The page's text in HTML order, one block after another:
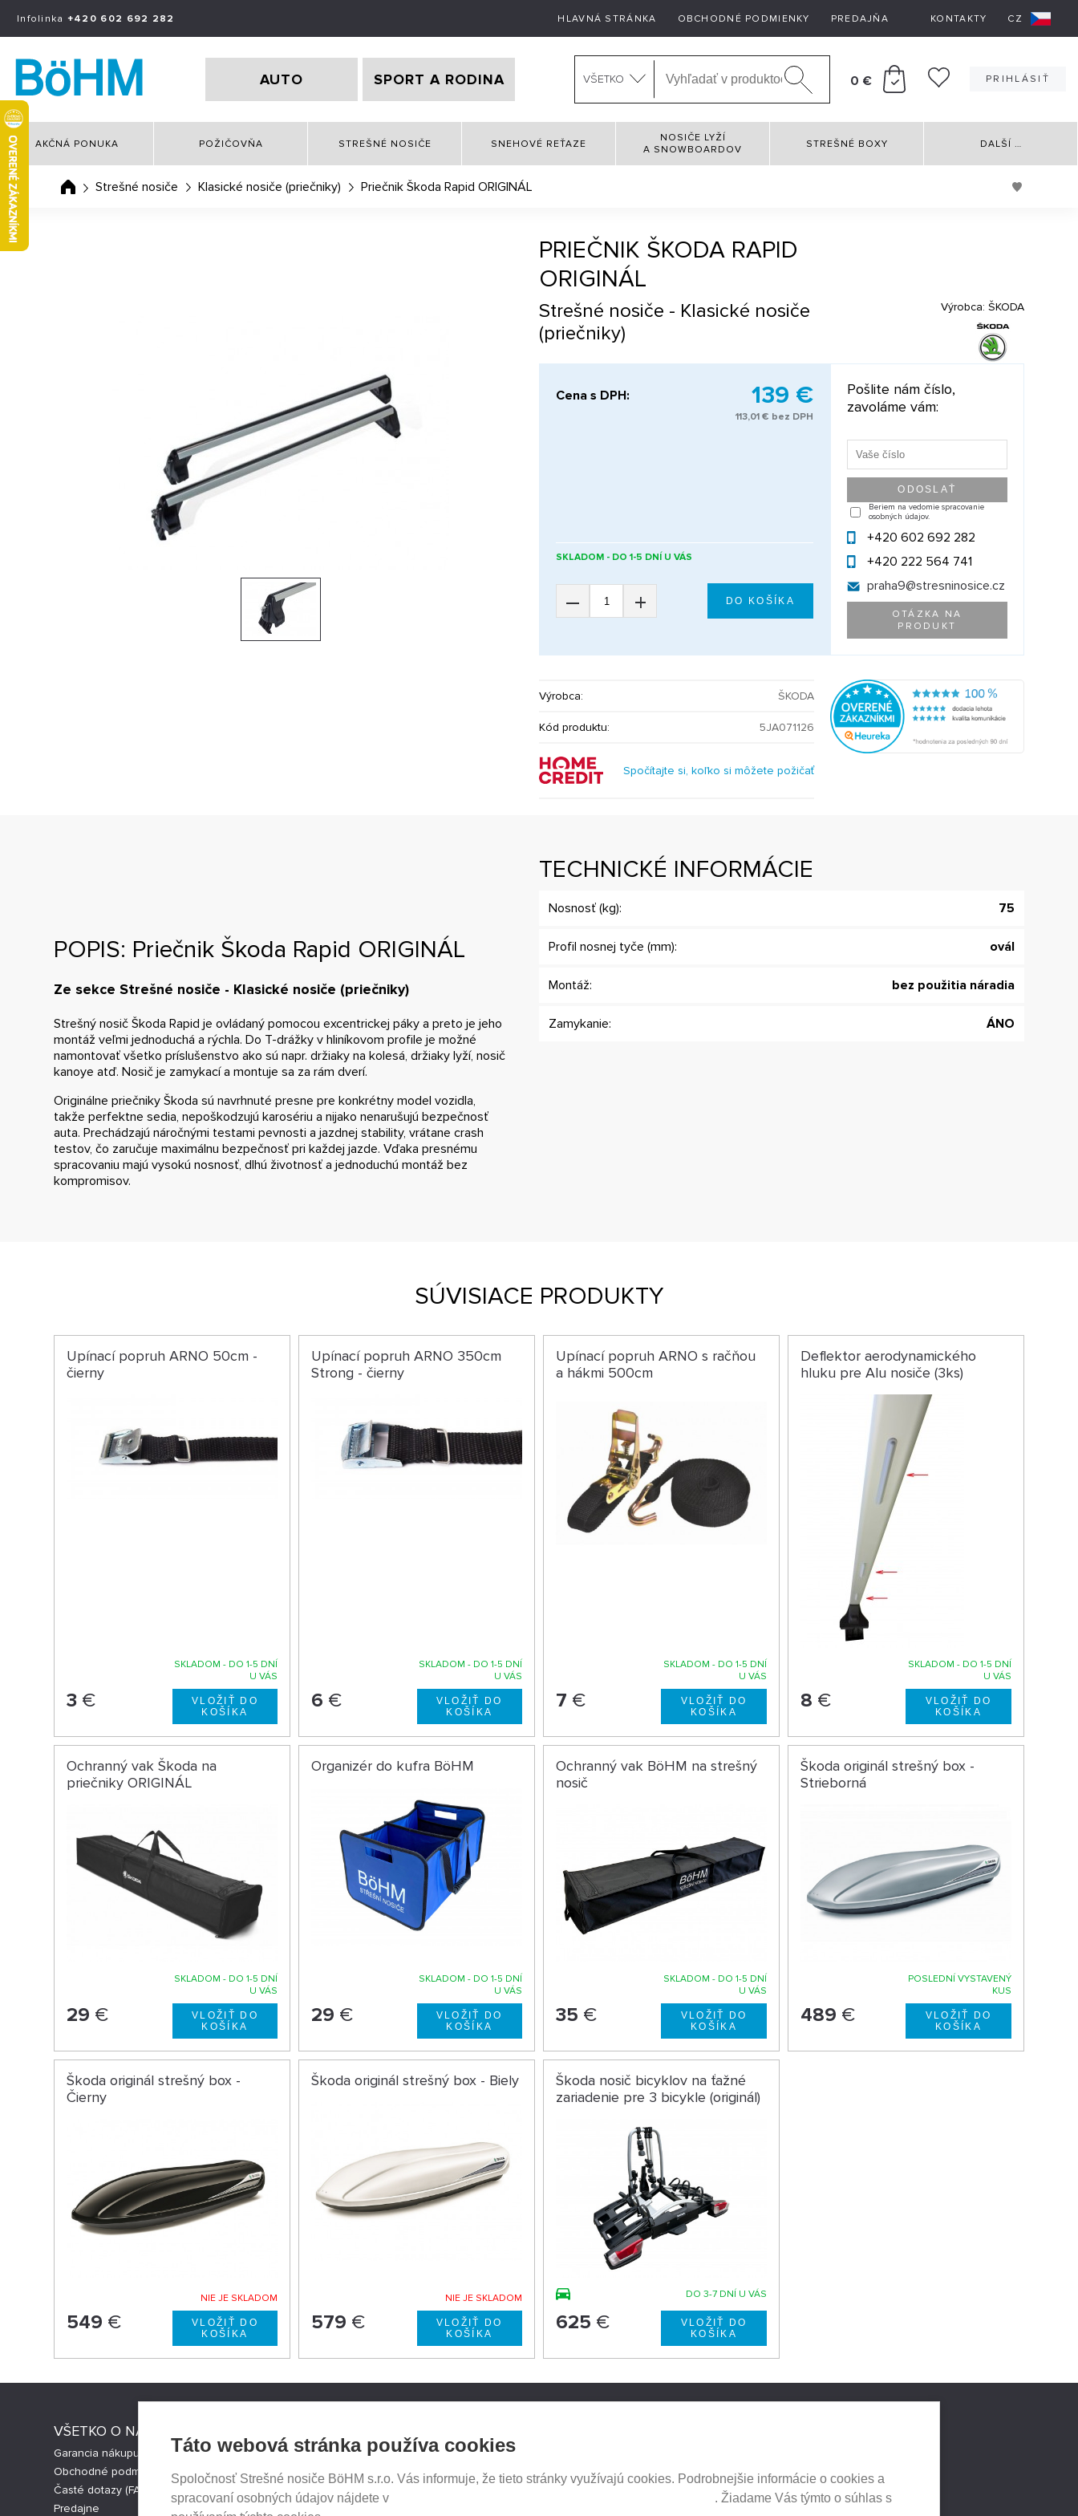
Infolinka +420 602 692 282 HLAVNÁ STRÁNKA OBCHODNÉ PODMIENKY PREDAJŇA KONTAKTY CZ
AUTO SPORT A RODINA VŠETKO 0 € PRIHLÁSIŤ
AKČNÁ PONUKA POŽIČOVŇA STREŠNÉ NOSIČE SNEHOVÉ REŤAZE
NOSIČE LYŽÍ
A SNOWBOARDOV
STREŠNÉ BOXY DALŠÍ …
Strešné nosiče Klasické nosiče (priečniky) Priečnik Škoda Rapid ORIGINÁL
PRIEČNIK ŠKODA RAPID
ORIGINÁL
Strešné nosiče - Klasické nosiče
(priečniky)
Výrobca: ŠKODA
Cena s DPH: 139 €
113,01 € bez DPH
SKLADOM - DO 1-5 DNÍ U VÁS
– +
Pošlite nám číslo,
zavoláme vám:
Beriem na vedomie spracovanie
osobných údajov.
+420 602 692 282
+420 222 564 741
praha9@stresninosice.cz
OTÁZKA NA
PRODUKT
Výrobca: ŠKODA
Kód produktu: 5JA071126
Spočítajte si, koľko si môžete požičať
POPIS: Priečnik Škoda Rapid ORIGINÁL
Ze sekce Strešné nosiče - Klasické nosiče (priečniky)
Strešný nosič Škoda Rapid je ovládaný pomocou excentrickej páky a preto je jeho
montáž veľmi jednoduchá a rýchla. Do T-drážky v hliníkovom profile je možné
namontovať všetko príslušenstvo ako sú napr. držiaky na kolesá, držiaky lyží, nosič
kanoye atď. Nosič je zamykací a montuje sa za rám dverí.
Originálne priečniky Škoda sú navrhnuté presne pre konkrétny model vozidla,
takže perfektne sedia, nepoškodzujú karosériu a nijako nenarušujú bezpečnosť
auta. Prechádzajú náročnými testami pevnosti a jazdnej stability, vrátane crash
testov, čo zaručuje maximálnu bezpečnosť pri každej jazde. Vďaka presnému
spracovaniu majú vysokú nosnosť, dlhú životnosť a jednoduchú montáž bez
kompromisov.
TECHNICKÉ INFORMÁCIE
Nosnosť (kg): 75
Profil nosnej tyče (mm): ovál
Montáž: bez použitia náradia
Zamykanie: ÁNO
SÚVISIACE PRODUKTY
Upínací popruh ARNO 50cm -
čierny
SKLADOM - DO 1-5 DNÍ
U VÁS
3 €
Upínací popruh ARNO 350cm
Strong - čierny
SKLADOM - DO 1-5 DNÍ
U VÁS
6 €
Upínací popruh ARNO s račňou
a hákmi 500cm
SKLADOM - DO 1-5 DNÍ
U VÁS
7 €
Deflektor aerodynamického
hluku pre Alu nosiče (3ks)
SKLADOM - DO 1-5 DNÍ
U VÁS
8 €
Ochranný vak Škoda na
priečniky ORIGINÁL
SKLADOM - DO 1-5 DNÍ
U VÁS
29 €
Organizér do kufra BöHM
SKLADOM - DO 1-5 DNÍ
U VÁS
29 €
Ochranný vak BöHM na strešný
nosič
SKLADOM - DO 1-5 DNÍ
U VÁS
35 €
Škoda originál strešný box -
Strieborná
POSLEDNÍ VYSTAVENÝ
KUS
489 €
Škoda originál strešný box -
Čierny
NIE JE SKLADOM
549 €
Škoda originál strešný box - Biely
NIE JE SKLADOM
579 €
Škoda nosič bicyklov na ťažné
zariadenie pre 3 bicykle (originál)
DO 3-7 DNÍ U VÁS
625 €
VŠETKO O NÁKUPE
Garancia nákupu
Obchodné podmienky
Časté dotazy (FAQ)
Predajne
Strešné nosiče Thule
Česká verze e-shopu
Cookies nastavenia
Táto webová stránka používa cookies
Spoločnosť Strešné nosiče BöHM s.r.o. Vás informuje, že tieto stránky využívajú cookies. Podrobnejšie informácie o cookies a
spracovaní osobných údajov nájdete v
. Žiadame Vás týmto o súhlas s